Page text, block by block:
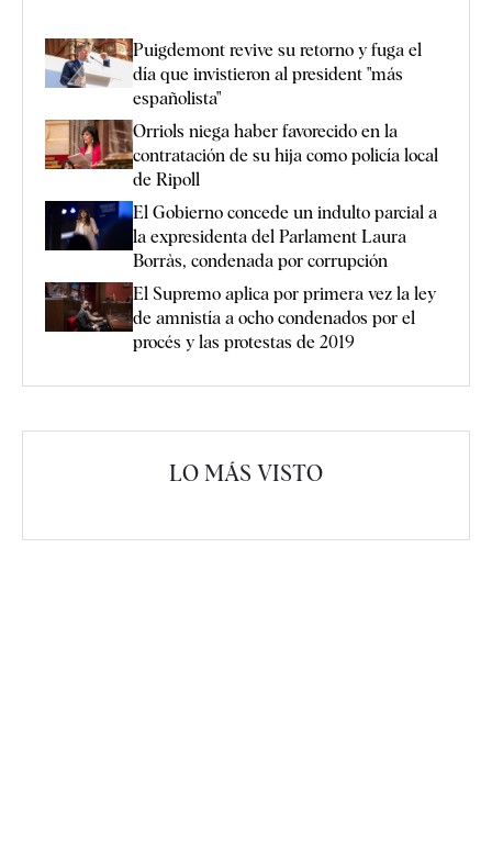
Puigdemont revive su retorno y fuga el
día que invistieron al president "más
españolista"
Orriols niega haber favorecido en la
contratación de su hija como policía local
de Ripoll
El Gobierno concede un indulto parcial a
la expresidenta del Parlament Laura
Borràs, condenada por corrupción
El Supremo aplica por primera vez la ley
de amnistía a ocho condenados por el
procés y las protestas de 2019
LO MÁS VISTO